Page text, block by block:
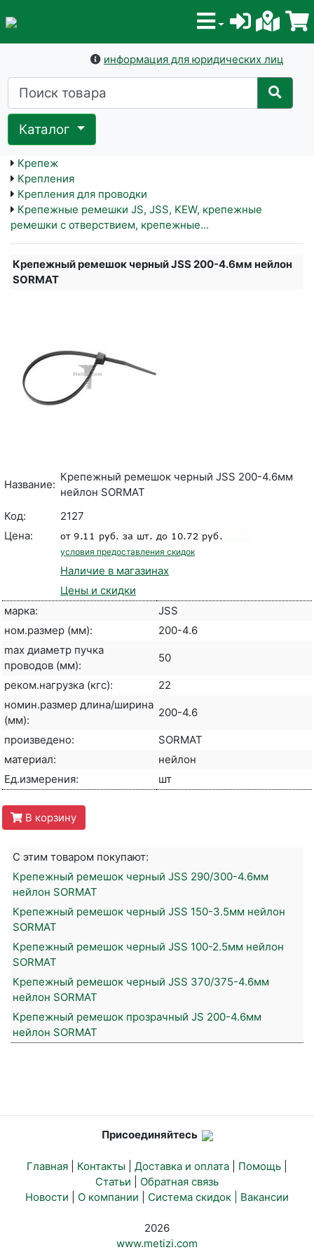
информация для юридических лиц
Каталог
Крепеж
Крепления
Крепления для проводки
Крепежные ремешки JS, JSS, KEW, крепежные
ремешки с отверствием, крепежные...
Крепежный ремешок черный JSS 200-4.6мм нейлон
SORMAT
Название:
Крепежный ремешок черный JSS 200-4.6мм
нейлон SORMAT
Код:
2127
Цена:
условия предоставления скидок
Наличие в магазинах
Цены и скидки
марка:
JSS
ном.размер (мм):
200-4.6
max диаметр пучка
проводов (мм):
50
реком.нагрузка (кгс):
22
номин.размер длина/ширина
(мм):
200-4.6
произведено:
SORMAT
материал:
нейлон
Ед.измерения:
шт
В корзину
С этим товаром покупают:
Крепежный ремешок черный JSS 290/300-4.6мм
нейлон SORMAT
Крепежный ремешок черный JSS 150-3.5мм нейлон
SORMAT
Крепежный ремешок черный JSS 100-2.5мм нейлон
SORMAT
Крепежный ремешок черный JSS 370/375-4.6мм
нейлон SORMAT
Крепежный ремешок прозрачный JS 200-4.6мм
нейлон SORMAT
Присоединяйтесь
Главная Контакты Доставка и оплата Помощь
Статьи
Обратная связь
Новости
О компании Система скидок | Вакансии
2026
www.metizi.com